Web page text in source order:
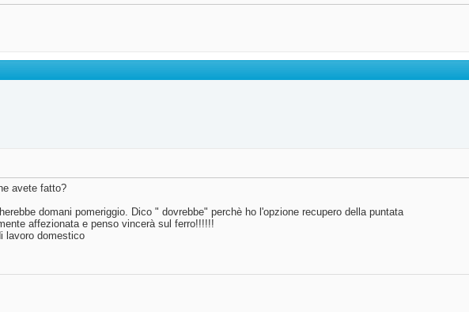
avete fatto?
domani pomeriggio. Dico " dovrebbe" perchè ho l'opzione recupero della puntata
affezionata e penso vincerà sul ferro!!!!!!
lavoro domestico